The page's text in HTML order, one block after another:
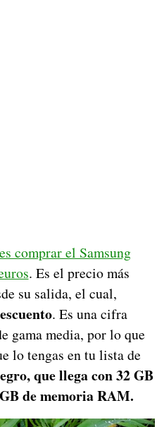
comprar el Samsung
. Es el precio más
su salida, el cual,
. Es una cifra
gama media, por lo que
lo tengas en tu lista de
que llega con 32 GB
de memoria RAM.